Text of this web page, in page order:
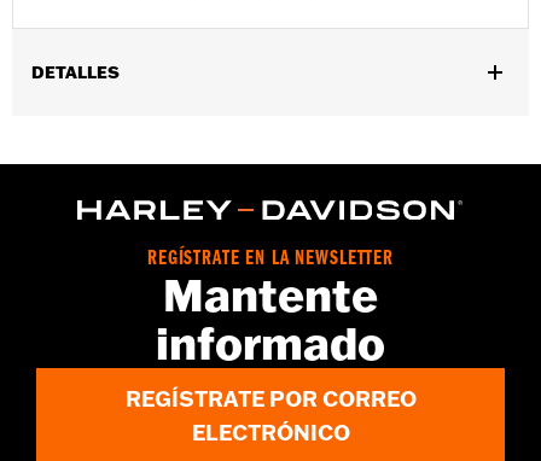
DETALLES
GARANTÍA:2 year limited warranty – Go towww.h-
Imported
REGÍSTRATE EN LA NEWSLETTER
Mantente
informado
REGÍSTRATE POR CORREO
ELECTRÓNICO